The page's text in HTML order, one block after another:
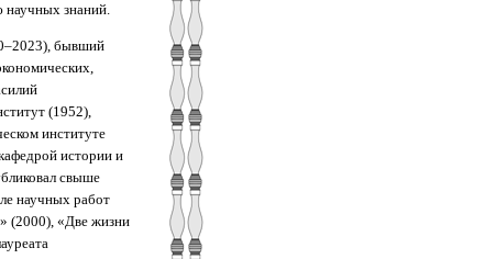
научных знаний.
бывший
(1952),
институте
истории и
свыше
научных работ
(2000), «Две жизни